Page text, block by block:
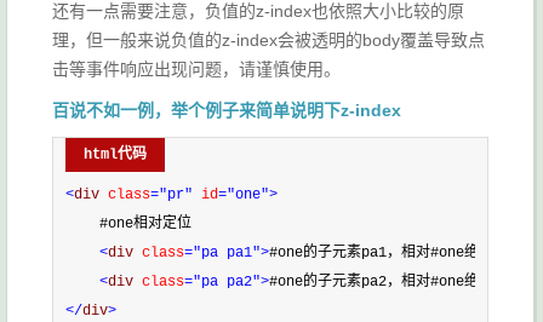
还有一点需要注意，负值的z-index也依照大小比较的原
理，但一般来说负值的z-index会被透明的body覆盖导致点
击等事件响应出现问题，请谨慎使用。
百说不如一例，举个例子来简单说明下z-index
html代码
<div class="pr" id="one">
    #one相对定位
<div class="pa pa1">#one的子元素pa1，相对#one绝对定位
<div class="pa pa2">#one的子元素pa2，相对#one绝对定位
</div>